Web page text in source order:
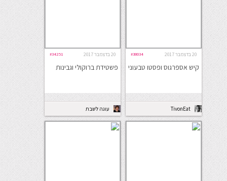
20 בדצמבר 2017 #38034
קיש אספרגוס ופסטו טבעוני
TivonEat
20 בדצמבר 2017 #34251
פשטידת ברוקולי וגבינות
עוגה לשבת